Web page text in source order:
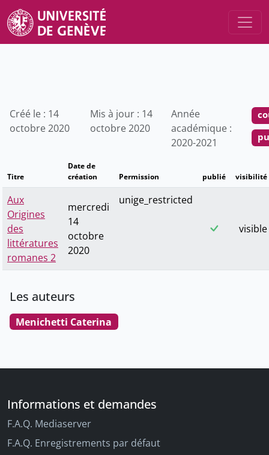
Créé le : 14
octobre 2020
Mis à jour : 14
octobre 2020
Année
académique :
2020-2021
Titre
Date de
création
Permission publié visibilité
Aux
Origines
des
littératures
romanes 2
mercredi
14
octobre
2020
unige_restricted
visible
Les auteurs
Menichetti Caterina
Informations et demandes
F.A.Q. Mediaserver
F.A.Q. Enregistrements par défaut